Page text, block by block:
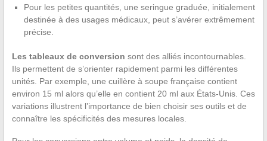
Pour les petites quantités, une seringue graduée, initialement
destinée à des usages médicaux, peut s’avérer extrêmement
précise.
Les tableaux de conversion sont des alliés incontournables.
Ils permettent de s’orienter rapidement parmi les différentes
unités. Par exemple, une cuillère à soupe française contient
environ 15 ml alors qu’elle en contient 20 ml aux États-Unis. Ces
variations illustrent l’importance de bien choisir ses outils et de
connaître les spécificités des mesures locales.